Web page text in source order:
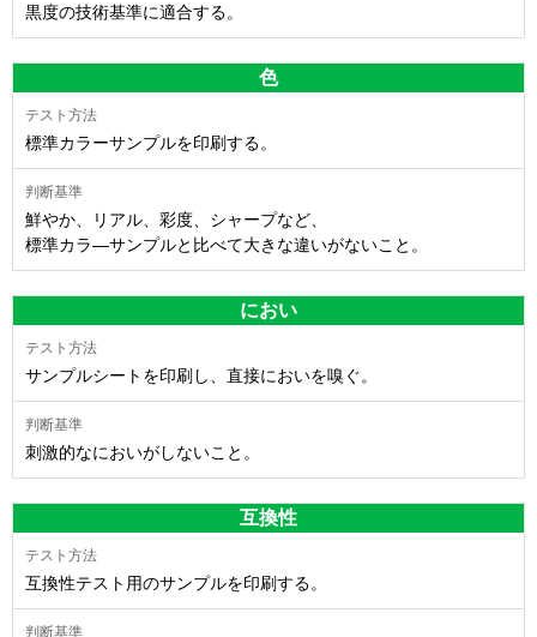
黒度の技術基準に適合する。
色
標準カラーサンプルを印刷する。
鮮やか、リアル、彩度、シャープなど、
標準カラ―サンプルと比べて大きな違いがないこと。
におい
サンプルシートを印刷し、直接においを嗅ぐ。
刺激的なにおいがしないこと。
互換性
互換性テスト用のサンプルを印刷する。